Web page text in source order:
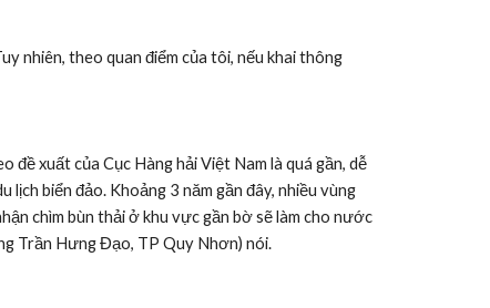
nhiên, theo quan điểm của tôi, nếu khai thông
xuất của Cục Hàng hải Việt Nam là quá gần, dễ
biển đảo. Khoảng 3 năm gần đây, nhiều vùng
chìm bùn thải ở khu vực gần bờ sẽ làm cho nước
Trần Hưng Đạo, TP Quy Nhơn) nói.